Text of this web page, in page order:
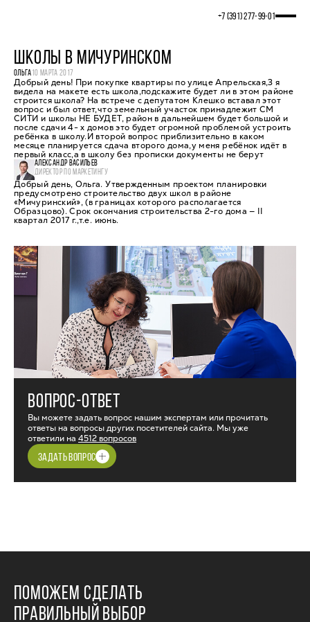
+7 (391) 277‒99‒01
ШКОЛЫ В МИЧУРИНСКОМ
ОЛЬГА10 МАРТА 2017
Добрый день! При покупке квартиры по улице Апрельская,3 я
видела на макете есть школа,подскажите будет ли в этом районе
строится школа? На встрече с депутатом Клешко вставал этот
вопрос и был ответ,что земельный участок принадлежит СМ
СИТИ и школы НЕ БУДЕТ, район в дальнейшем будет большой и
после сдачи 4- х домов это будет огромной проблемой устроить
ребёнка в школу.И второй вопрос приблизительно в каком
месяце планируется сдача второго дома,у меня ребёнок идёт в
первый класс,а в школу без прописки документы не берут
АЛЕКСАНДР ВАСИЛЬЕВ
ДИРЕКТОР ПО МАРКЕТИНГУ
Добрый день, Ольга. Утвержденным проектом планировки
предусмотрено строительство двух школ в районе
«Мичуринский», (в границах которого располагается
Образцово). Срок окончания строительства 2-го дома — II
квартал 2017 г.,т.е. июнь.
ВОПРОС-ОТВЕТ
Вы можете задать вопрос нашим экспертам или прочитать
ответы на вопросы других посетителей сайта. Мы уже
ответили на 4512 вопросов
ЗАДАТЬ ВОПРОС
ПОМОЖЕМ СДЕЛАТЬ
ПРАВИЛЬНЫЙ ВЫБОР